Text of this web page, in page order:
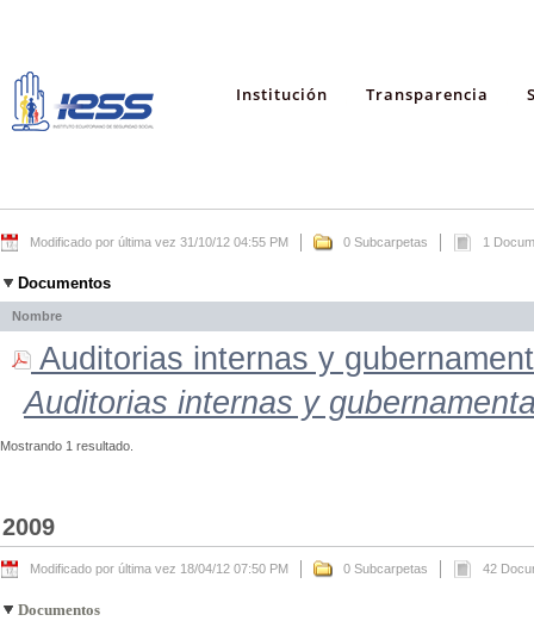
Institución Transparencia
Modificado por última vez 31/10/12 04:55 PM 0 Subcarpetas 1
Documentos
Nombre
Auditorias internas y
Auditorias internas y
Mostrando 1 resultado.
2009
Modificado por última vez 18/04/12 07:50 PM 0 Subcarpetas 42
Documentos